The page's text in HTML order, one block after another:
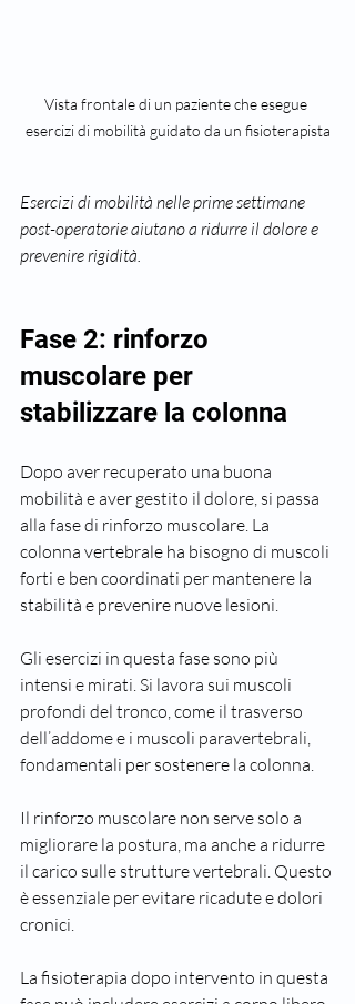
Vista frontale di un paziente che esegue
esercizi di mobilità guidato da un fisioterapista
Esercizi di mobilità nelle prime settimane
post-operatorie aiutano a ridurre il dolore e
prevenire rigidità.
Fase 2: rinforzo
muscolare per
stabilizzare la colonna
Dopo aver recuperato una buona
mobilità e aver gestito il dolore, si passa
alla fase di rinforzo muscolare. La
colonna vertebrale ha bisogno di muscoli
forti e ben coordinati per mantenere la
stabilità e prevenire nuove lesioni.
Gli esercizi in questa fase sono più
intensi e mirati. Si lavora sui muscoli
profondi del tronco, come il trasverso
dell’addome e i muscoli paravertebrali,
fondamentali per sostenere la colonna.
Il rinforzo muscolare non serve solo a
migliorare la postura, ma anche a ridurre
il carico sulle strutture vertebrali. Questo
è essenziale per evitare ricadute e dolori
cronici.
La fisioterapia dopo intervento in questa